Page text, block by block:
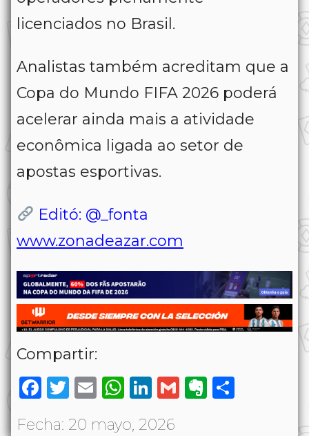
licenciados no Brasil.
Analistas também acreditam que a
Copa do Mundo FIFA 2026 poderá
acelerar ainda mais a atividade
econômica ligada ao setor de
apostas esportivas.
Editó: @_fonta
www.zonadeazar.com
Compartir:
Facebook
Twitter
EmailWhatsApp
LinkedIn
GmailEvernote
Fecha: 20 mayo, 2026